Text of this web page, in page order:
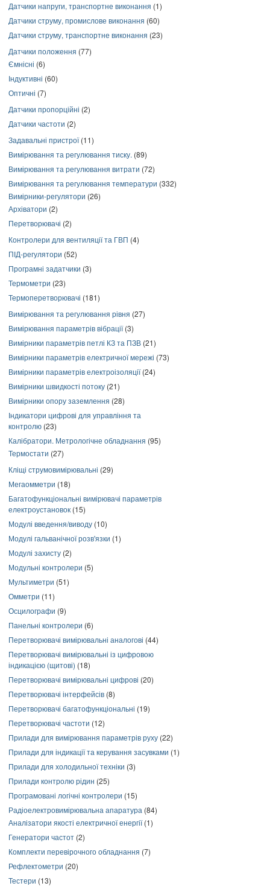
Датчики напруги, транспортне виконання (1)
Датчики струму, промислове виконання (60)
Датчики струму, транспортне виконання (23)
Датчики положення (77)
Ємнісні (6)
Індуктивні (60)
Оптичні (7)
Датчики пропорційні (2)
Датчики частоти (2)
Задавальні пристрої(11)
Вимірювання та регулювання тиску. (89)
Вимірювання та регулювання витрати (72)
Вимірювання та регулювання температури (332)
Вимірники-регулятори (26)
Архіватори (2)
Перетворювачі (2)
Контролери для вентиляції та ГВП (4)
ПІД-регулятори (52)
Програмні задатчики (3)
Термометри (23)
Термоперетворювачі (181)
Вимірювання та регулювання рівня (27)
Вимірювання параметрів вібрації(3)
Вимірники параметрів петлі КЗ та ПЗВ (21)
Вимірники параметрів електричної мережі (73)
Вимірники параметрів електроізоляції(24)
Вимірники швидкості потоку (21)
Вимірники опору заземлення (28)
Індикатори цифрові для управління та
контролю (23)
Калібратори. Метрологічне обладнання (95)
Термостати (27)
Кліщі струмовимірювальні (29)
Мегаомметри (18)
Багатофункціональні вимірювачі параметрів
електроустановок (15)
Модулі введення/виводу (10)
Модулі гальванічної розв'язки (1)
Модулі захисту (2)
Модульні контролери (5)
Мультиметри (51)
Омметри (11)
Осцилографи (9)
Панельні контролери (6)
Перетворювачі вимірювальні аналогові (44)
Перетворювачі вимірювальні із цифровою
індикацією (щитові) (18)
Перетворювачі вимірювальні цифрові (20)
Перетворювачі інтерфейсів (8)
Перетворювачі багатофункціональні (19)
Перетворювачі частоти (12)
Прилади для вимірювання параметрів руху (22)
Прилади для індикації та керування засувками (1)
Прилади для холодильної техніки (3)
Прилади контролю рідин (25)
Програмовані логічні контролери (15)
Радіоелектровимірювальна апаратура (84)
Аналізатори якості електричної енергії(1)
Генератори частот (2)
Комплекти перевірочного обладнання (7)
Рефлектометри (20)
Тестери (13)